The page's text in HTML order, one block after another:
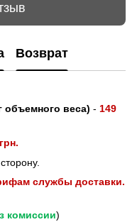
Возврат
объемного веса) - 149
службы доставки.
комиссии)